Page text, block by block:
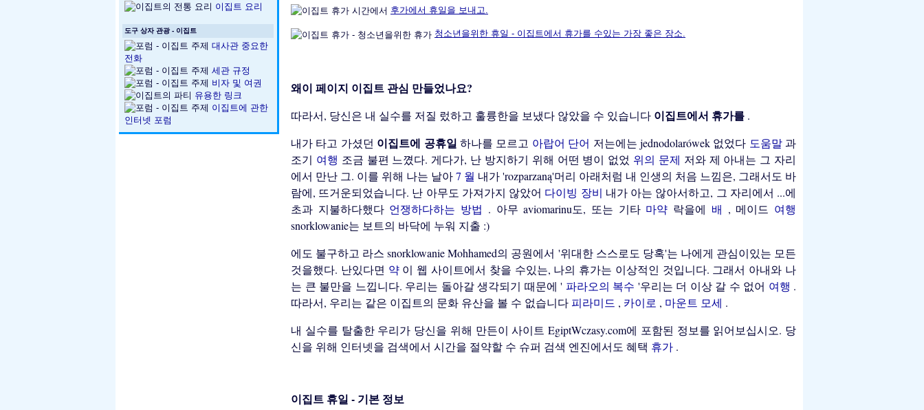
이집트 요리
도구 상자 관광 - 이집트
대사관 중요한
전화
세관 규정
비자 및 여권
유용한 링크
이집트에 관한
인터넷 포럼
후가에서 휴일을 보내고.
청소년을위한 휴일 - 이집트에서 휴가를 수있는 가장 좋은 장소.
왜이 페이지 이집트 관심 만들었나요?
따라서, 당신은 내 실수를 저질 렀하고 훌륭한을 보냈다 않았을 수 있습니다 이집트에서 휴가를 .
내가 타고 가셨던 이집트에 공휴일 하나를 모르고 아랍어 단어 저는에는 jednodolarówek 없었다 도움말과
조기 여행 조금 불편 느꼈다. 게다가, 난 방지하기 위해 어떤 병이 없었 위의 문제 저와 제 아내는 그 자리
에서 만난 그. 이를 위해 나는 날아7 월 내가 'rozparzaną'머리 아래처럼 내 인생의 처음 느낌은, 그래서도 바
람에, 뜨거운되었습니다. 난 아무도 가져가지 않았어 다이빙 장비 내가 아는 않아서하고, 그 자리에서 ...에
초과 지불하다했다 언쟁하다하는 방법 . 아무 aviomarinu도, 또는 기타 마약 락을에 배 , 메이드 여행
snorklowanie는 보트의 바닥에 누워 지출 :)
에도 불구하고 라스 snorklowanie Mohhamed의 공원에서 '위대한 스스로도 당혹'는 나에게 관심이있는 모든
것을했다. 난있다면 약 이 웹 사이트에서 찾을 수있는, 나의 휴가는 이상적인 것입니다. 그래서 아내와 나
는 큰 불만을 느낍니다. 우리는 돌아갈 생각되기 때문에 ' 파라오의 복수 '우리는 더 이상 갈 수 없어 여행 .
따라서, 우리는 같은 이집트의 문화 유산을 볼 수 없습니다 피라미드 , 카이로 , 마운트 모세 .
내 실수를 탈출한 우리가 당신을 위해 만든이 사이트 EgiptWczasy.com에 포함된 정보를 읽어보십시오. 당
신을 위해 인터넷을 검색에서 시간을 절약할 수 슈퍼 검색 엔진에서도 혜택 휴가 .
이집트 휴일 - 기본 정보